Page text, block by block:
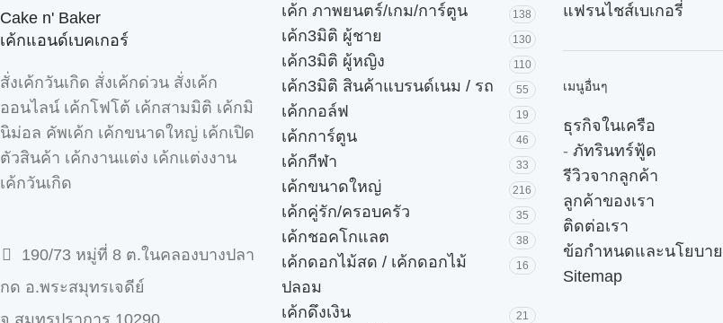
Cake n' Baker
เค้กแอนด์เบคเกอร์
สั่งเค้กวันเกิด สั่งเค้กด่วน สั่งเค้ก
ออนไลน์ เค้กโฟโต้ เค้กสามมิติ เค้กมิ
นิม่อล คัพเค้ก เค้กขนาดใหญ่ เค้กเปิด
ตัวสินค้า เค้กงานแต่ง เค้กแต่งงาน
เค้กวันเกิด
190/73 หมู่ที่ 8 ต.ในคลองบางปลา
กด อ.พระสมุทรเจดีย์
เค้ก ภาพยนตร์/เกม/การ์ตูน 138
เค้ก3มิติ ผู้ชาย 130
เค้ก3มิติ ผู้หญิง 110
เค้ก3มิติ สินค้าแบรนด์เนม / รถ 55
เค้กกอล์ฟ 19
เค้กการ์ตูน 46
เค้กกีฬา 33
เค้กขนาดใหญ่ 216
เค้กคู่รัก/ครอบครัว 35
เค้กชอคโกแลต 38
เค้กดอกไม้สด / เค้กดอกไม้
ปลอม
16
เค้กดึงเงิน 21
แฟรนไชส์เบเกอรี่
เมนูอื่นๆ
ธุรกิจในเครือ
- ภัทรินทร์ฟู้ด
รีวิวจากลูกค้า
ลูกค้าของเรา
ติดต่อเรา
ข้อกำหนดและนโยบาย
Sitemap